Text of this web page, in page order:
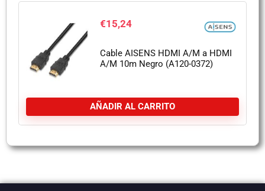
€15,24
Cable AISENS HDMI A/M a HDMI
A/M 10m Negro (A120-0372)
AÑADIR AL CARRITO